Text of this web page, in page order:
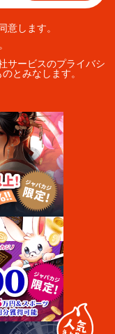
します。
サービスのプライバシ
とみなします。